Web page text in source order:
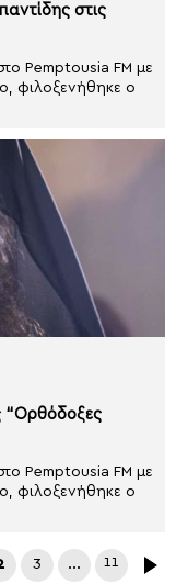
στις
Pemptousia FM με
φιλοξενήθηκε ο
“Ορθόδοξες
Pemptousia FM με
φιλοξενήθηκε ο
3 … 11